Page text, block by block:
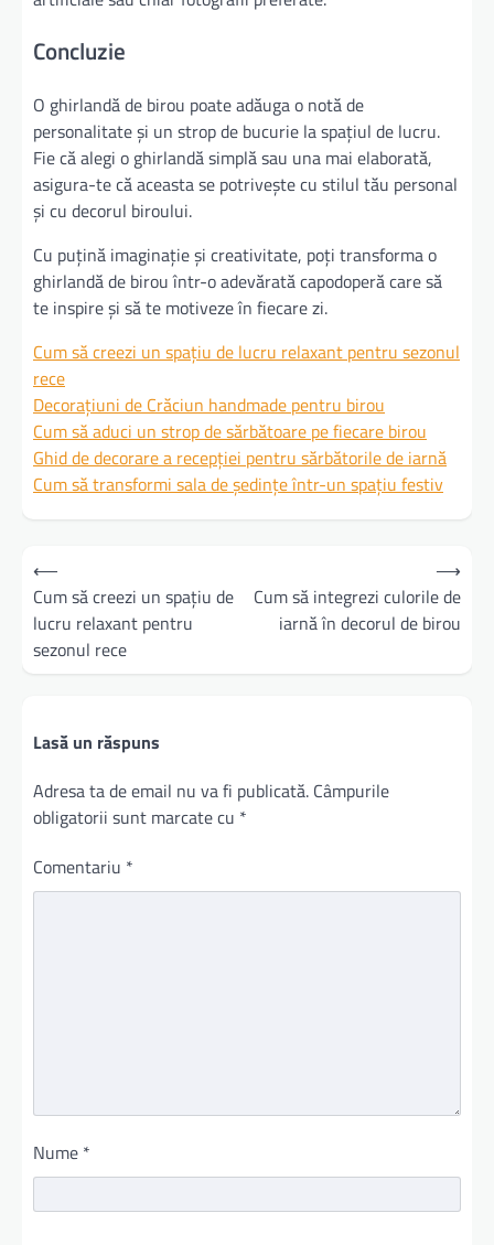
Concluzie
O ghirlandă de birou poate adăuga o notă de
personalitate și un strop de bucurie la spațiul de lucru.
Fie că alegi o ghirlandă simplă sau una mai elaborată,
asigura-te că aceasta se potrivește cu stilul tău personal
și cu decorul biroului.
Cu puțină imaginație și creativitate, poți transforma o
ghirlandă de birou într-o adevărată capodoperă care să
te inspire și să te motiveze în fiecare zi.
Cum să creezi un spațiu de lucru relaxant pentru sezonul
rece
Decorațiuni de Crăciun handmade pentru birou
Cum să aduci un strop de sărbătoare pe fiecare birou
Ghid de decorare a recepției pentru sărbătorile de iarnă
Cum să transformi sala de ședințe într-un spațiu festiv
Navigare
în
articole
⟵
Cum să creezi un spațiu de
lucru relaxant pentru
sezonul rece
Cum să integrezi culorile de
iarnă în decorul de birou
⟶
Lasă un răspuns
Adresa ta de email nu va fi publicată. Câmpurile
obligatorii sunt marcate cu *
Comentariu *
Nume *